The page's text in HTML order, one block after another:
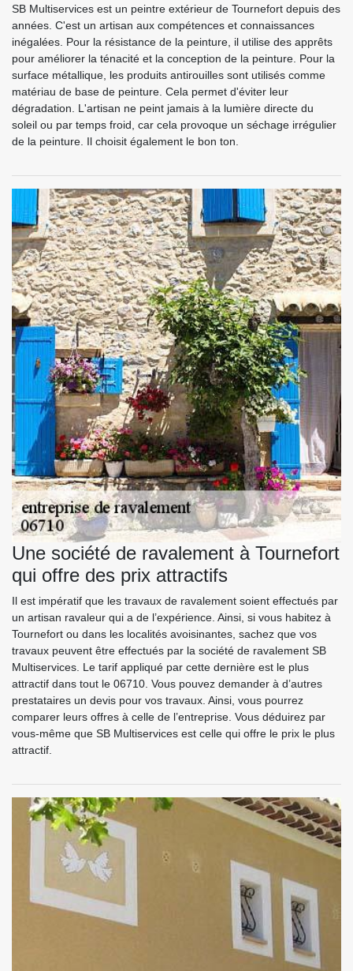
SB Multiservices est un peintre extérieur de Tournefort depuis des
années. C'est un artisan aux compétences et connaissances
inégalées. Pour la résistance de la peinture, il utilise des apprêts
pour améliorer la ténacité et la conception de la peinture. Pour la
surface métallique, les produits antirouilles sont utilisés comme
matériau de base de peinture. Cela permet d'éviter leur
dégradation. L'artisan ne peint jamais à la lumière directe du
soleil ou par temps froid, car cela provoque un séchage irrégulier
de la peinture. Il choisit également le bon ton.
Une société de ravalement à Tournefort
qui offre des prix attractifs
Il est impératif que les travaux de ravalement soient effectués par
un artisan ravaleur qui a de l’expérience. Ainsi, si vous habitez à
Tournefort ou dans les localités avoisinantes, sachez que vos
travaux peuvent être effectués par la société de ravalement SB
Multiservices. Le tarif appliqué par cette dernière est le plus
attractif dans tout le 06710. Vous pouvez demander à d’autres
prestataires un devis pour vos travaux. Ainsi, vous pourrez
comparer leurs offres à celle de l’entreprise. Vous déduirez par
vous-même que SB Multiservices est celle qui offre le prix le plus
attractif.